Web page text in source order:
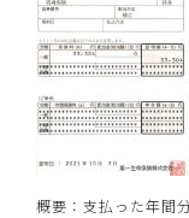
概要：支払った年間